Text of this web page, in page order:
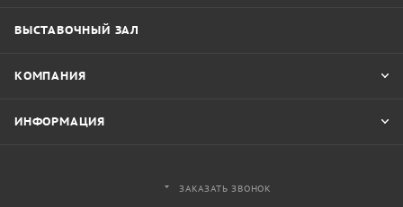
ВЫСТАВОЧНЫЙ ЗАЛ
КОМПАНИЯ
ИНФОРМАЦИЯ
ЗАКАЗАТЬ ЗВОНОК